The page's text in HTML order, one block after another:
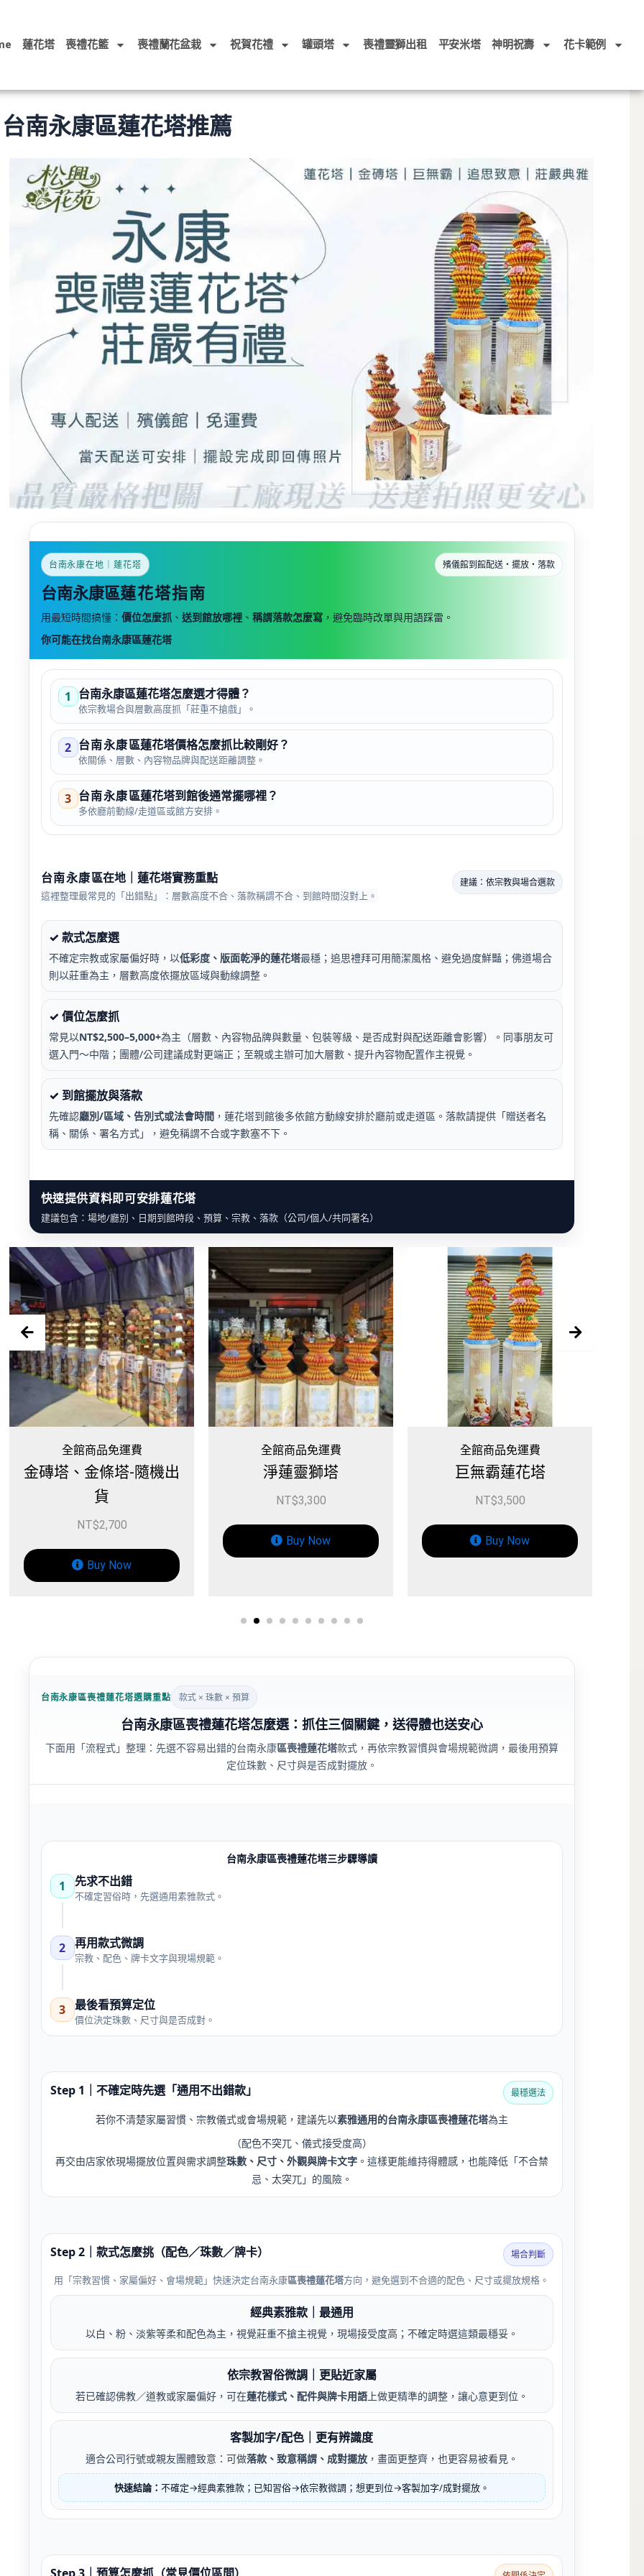
蓮花塔 喪禮花籃 喪禮蘭花盆栽 祝賀花禮 罐頭塔 喪禮靈獅出租 平安米塔 神明祝壽 花卡範例
台南永康區蓮花塔推薦
台南永康在地｜蓮花塔 殯儀館到館配送・擺放・落款
台南永康區蓮花塔指南
用最短時間搞懂： 價位怎麼抓、 送到館放哪裡、 稱謂落款怎麼寫，避免臨時改單與用語踩雷。
你可能在找台南永康區蓮花塔
1 台南永康區蓮花塔怎麼選才得體？
依宗教場合與層數高度抓「莊重不搶戲」。
2 台南永康區蓮花塔價格怎麼抓比較剛好？
依關係、層數、內容物品牌與配送距離調整。
3 台南永康區蓮花塔到館後通常擺哪裡？
多依廳前動線/走道區或館方安排。
台南永康區在地｜蓮花塔實務重點
這裡整理最常見的「出錯點」：層數高度不合、落款稱謂不合、到館時間沒對上。
建議：依宗教與場合選款
✓ 款式怎麼選
不確定宗教或家屬偏好時，以低彩度、版面乾淨的蓮花塔最穩；追思禮拜可用簡潔風格、避免過度鮮豔；佛道場合
則以莊重為主，層數高度依擺放區域與動線調整。
✓ 價位怎麼抓
常見以NT$2,500–5,000+為主（層數、內容物品牌與數量、包裝等級、是否成對與配送距離會影響）。同事朋友可
選入門～中階；團體/公司建議成對更端正；至親或主辦可加大層數、提升內容物配置作主視覺。
✓ 到館擺放與落款
先確認廳別/區域、告別式或法會時間，蓮花塔到館後多依館方動線安排於廳前或走道區。落款請提供「贈送者名
稱、關係、署名方式」，避免稱謂不合或字數塞不下。
快速提供資料即可安排蓮花塔
建議包含：場地/廳別、日期到館時段、預算、宗教、落款（公司/個人/共同署名）
機出
全館商品免運費
淨蓮靈獅塔
全館商品免運費
巨無霸蓮花塔
Buy Now
全館商品免運費
保鑣蓮花塔
Buy Now
台南永康區喪禮蓮花塔選購重點 款式 × 珠數 × 預算
台南永康區喪禮蓮花塔怎麼選：抓住三個關鍵，送得體也送安心
下面用「流程式」整理：先選不容易出錯的台南永康區喪禮蓮花塔款式，再依宗教習慣與會場規範微調，最後用預算
定位珠數、尺寸與是否成對擺放。
台南永康區喪禮蓮花塔三步驟導讀
1 先求不出錯
不確定習俗時，先選通用素雅款式。
2 再用款式微調
宗教、配色、牌卡文字與現場規範。
3 最後看預算定位
價位決定珠數、尺寸與是否成對。
Step 1｜不確定時先選「通用不出錯款」 最穩選法
若你不清楚家屬習慣、宗教儀式或會場規範，建議先以素雅通用的台南永康區喪禮蓮花塔為主
（配色不突兀、儀式接受度高）
再交由店家依現場擺放位置與需求調整珠數、尺寸、外觀與牌卡文字。這樣更能維持得體感，也能降低「不合禁
忌、太突兀」的風險。
Step 2｜款式怎麼挑（配色／珠數／牌卡） 場合判斷
用「宗教習慣、家屬偏好、會場規範」快速決定台南永康區喪禮蓮花塔方向，避免選到不合適的配色、尺寸或擺放規格。
經典素雅款｜最通用
以白、粉、淡紫等柔和配色為主，視覺莊重不搶主視覺，現場接受度高；不確定時選這類最穩妥。
依宗教習俗微調｜更貼近家屬
若已確認佛教／道教或家屬偏好，可在蓮花樣式、配件與牌卡用語上做更精準的調整，讓心意更到位。
客製加字/配色｜更有辨識度
適合公司行號或親友團體致意：可做落款、致意稱謂、成對擺放，畫面更整齊，也更容易被看見。
快速結論： 不確定→經典素雅款；已知習俗→依宗教微調；想更到位→客製加字/成對擺放。